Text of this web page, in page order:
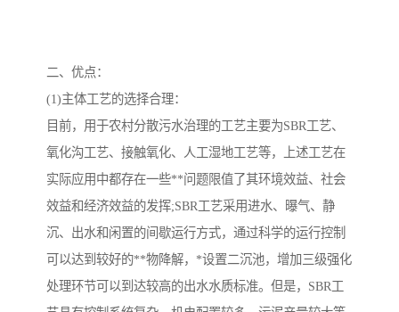
二、优点：
(1)主体工艺的选择合理：
目前，用于农村分散污水治理的工艺主要为SBR工艺、
氧化沟工艺、接触氧化、人工湿地工艺等，上述工艺在
实际应用中都存在一些**问题限值了其环境效益、社会
效益和经济效益的发挥;SBR工艺采用进水、曝气、静
沉、出水和闲置的间歇运行方式，通过科学的运行控制
可以达到较好的**物降解，*设置二沉池，增加三级强化
处理环节可以到达较高的出水水质标准。但是，SBR工
豆制品污水